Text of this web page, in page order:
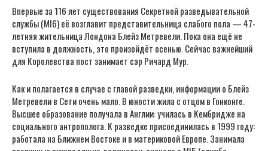
Впервые за 116 лет существования Секретной разведывательной
службы (MI6) её возглавит представительница слабого пола — 47-
летняя жительница Лондона Блейз Метревели. Пока она ещё не
вступила в должность, это произойдёт осенью. Сейчас важнейший
для Королевства пост занимает сэр Ричард Мур.
Как и полагается в случае с главой разведки, информации о Блейз
Метревели в Сети очень мало. В юности жила с отцом в Гонконге.
Высшее образование получала в Англии: училась в Кембридже на
социального антрополога. К разведке присоединилась в 1999 году:
работала на Ближнем Востоке и в материковой Европе. Занимала